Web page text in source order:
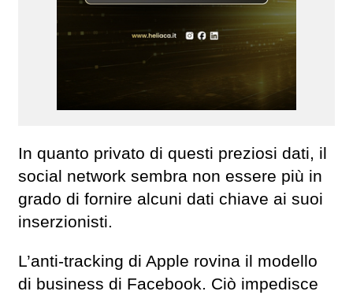
In quanto privato di questi preziosi dati, il
social network sembra non essere più in
grado di fornire alcuni dati chiave ai suoi
inserzionisti.
L’anti-tracking di Apple rovina il modello
di business di Facebook. Ciò impedisce